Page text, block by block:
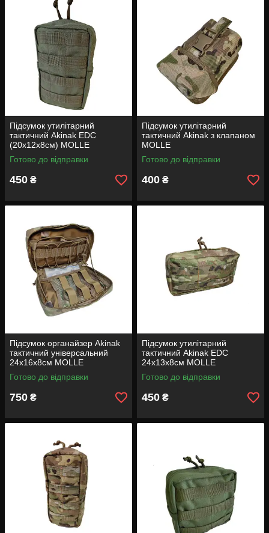
Підсумок утилітарний
тактичний Akinak EDC
(20х12х8см) MOLLE
Готово до відправки
450 ₴
Підсумок утилітарний
тактичний Akinak з клапаном
MOLLE
Готово до відправки
400 ₴
Підсумок органайзер Akinak
тактичний універсальний
24х16х8см MOLLE
Готово до відправки
750 ₴
Підсумок утилітарний
тактичний Akinak EDC
24х13х8см MOLLE
Готово до відправки
450 ₴